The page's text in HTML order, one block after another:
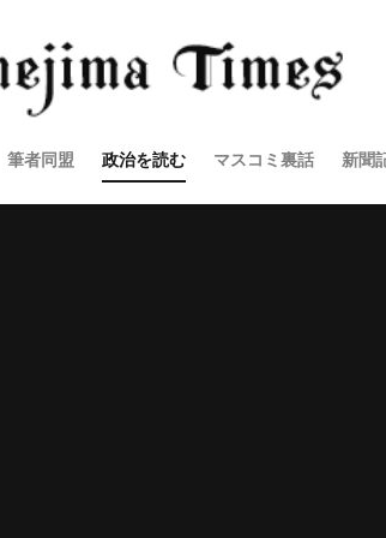
筆者同盟 政治を読む マスコミ裏話 新聞